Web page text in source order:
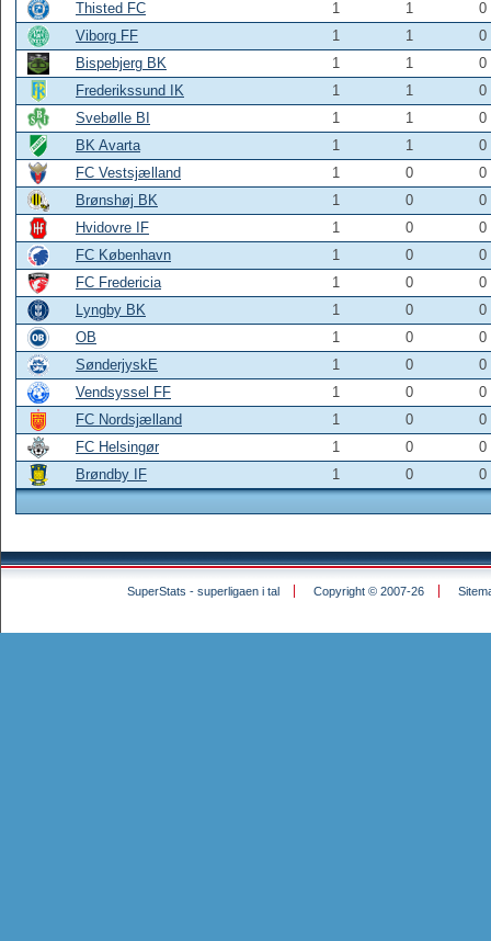
Thisted FC 1 1
0
Viborg FF
1 1
0
Bispebjerg BK
1 1
0
Frederikssund IK
1 1
0
Svebølle BI
1 1
0
BK Avarta
1 1
0
FC Vestsjælland
1 0
0
Brønshøj BK
1 0
0
Hvidovre IF
1 0
0
FC København
1 0
0
FC Fredericia
1 0
0
Lyngby BK
1 0
0
OB
1 0
0
SønderjyskE
1 0
0
Vendsyssel FF
1 0
0
FC Nordsjælland
1 0
0
FC Helsingør
1 0
0
Brøndby IF
1 0 0
SuperStats - superligaen i tal Copyright © 2007-26